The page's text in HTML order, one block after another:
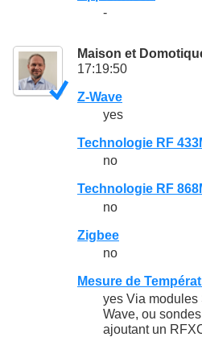
-
Maison et
17:19:50
Z-Wave
yes
Technologie RF
no
Technologie RF
no
Zigbee
no
Mesure de
yes Via modules
Wave, ou
ajoutant un